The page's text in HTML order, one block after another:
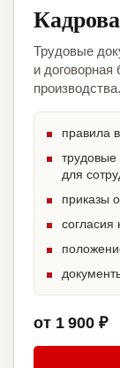
Трудовые
и
производства.
правила
трудовые
для
приказы
согласия
от 1 900 ₽